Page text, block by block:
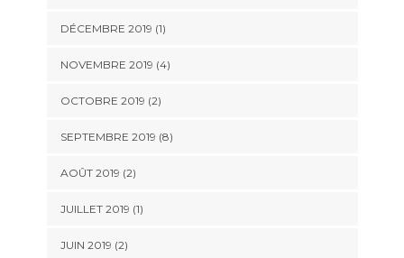
DÉCEMBRE 2019 (1)
NOVEMBRE 2019 (4)
OCTOBRE 2019 (2)
SEPTEMBRE 2019 (8)
AOÛT 2019 (2)
JUILLET 2019 (1)
JUIN 2019 (2)